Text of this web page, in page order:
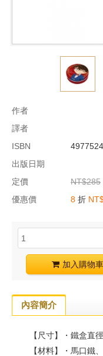
作者
譯者
ISBN
出版日期
定價
NT$285
優惠價
8 折
加入購物車
內容簡介
【尺寸】・鐵盒直
【材料】・馬口鐵